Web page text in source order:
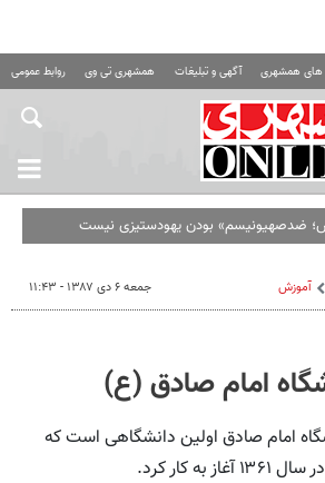
های همشهری آگهی و تبلیغات همشهری تی وی روابط عمومی
ضدصهیونیسم» بودن یهودستیزی نیست
آموزش جمعه ۶ دی ۱۳۸۷ - ۱۱:۴۳
امام صادق (ع)
امام صادق اولین دانشگاهی است که
کار کرد.